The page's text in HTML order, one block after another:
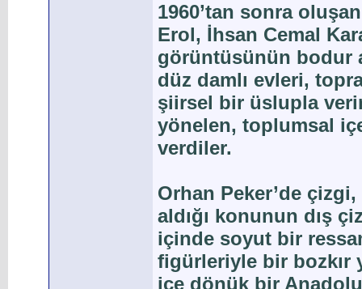
1960’tan sonra
Erol, İhsan Cemal
görüntüsünün bodur
düz damlı evleri,
şiirsel bir üslupla
yönelen, toplumsal
verdiler.
Orhan Peker’de
aldığı konunun dış
içinde soyut bir
figürleriyle bir bozkır
içe dönük bir Anadolu